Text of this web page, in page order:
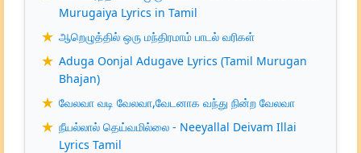
Murugaiya Lyrics in Tamil
ஆறெழுத்தில் ஒரு மந்திரமாம் பாடல் வரிகள்
Aduga Oonjal Adugave Lyrics (Tamil Murugan
Bhajan)
வேலவா வடி வேலவா,வேடனாக வந்து நின்ற வேலவா
நீயல்லால் தெய்வமில்லை - Neeyallal Deivam Illai
Lyrics Tamil